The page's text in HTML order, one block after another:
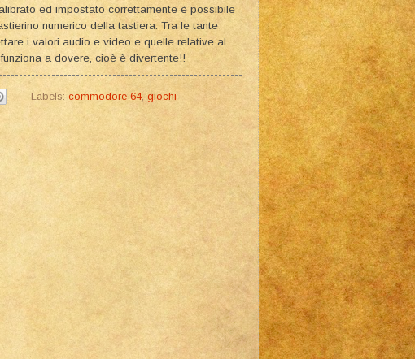
ed impostato correttamente è possibile
numerico della tastiera. Tra le tante
i valori audio e video e quelle relative al
a dovere, cioè è divertente!!
Labels: commodore 64, giochi